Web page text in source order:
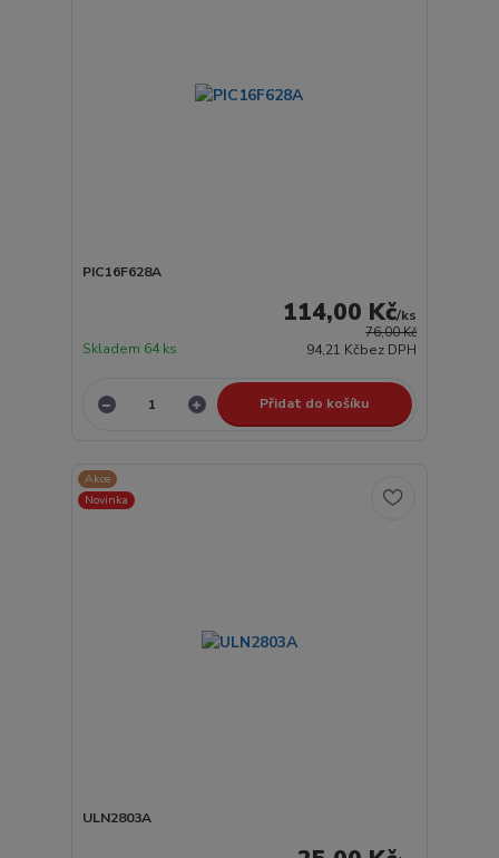
PIC16F628A
76,00 Kč
114,00 Kč/ks
94,21 Kčbez DPH
Skladem 64 ks
Přidat do košíku
Akce
Novinka
ULN2803A